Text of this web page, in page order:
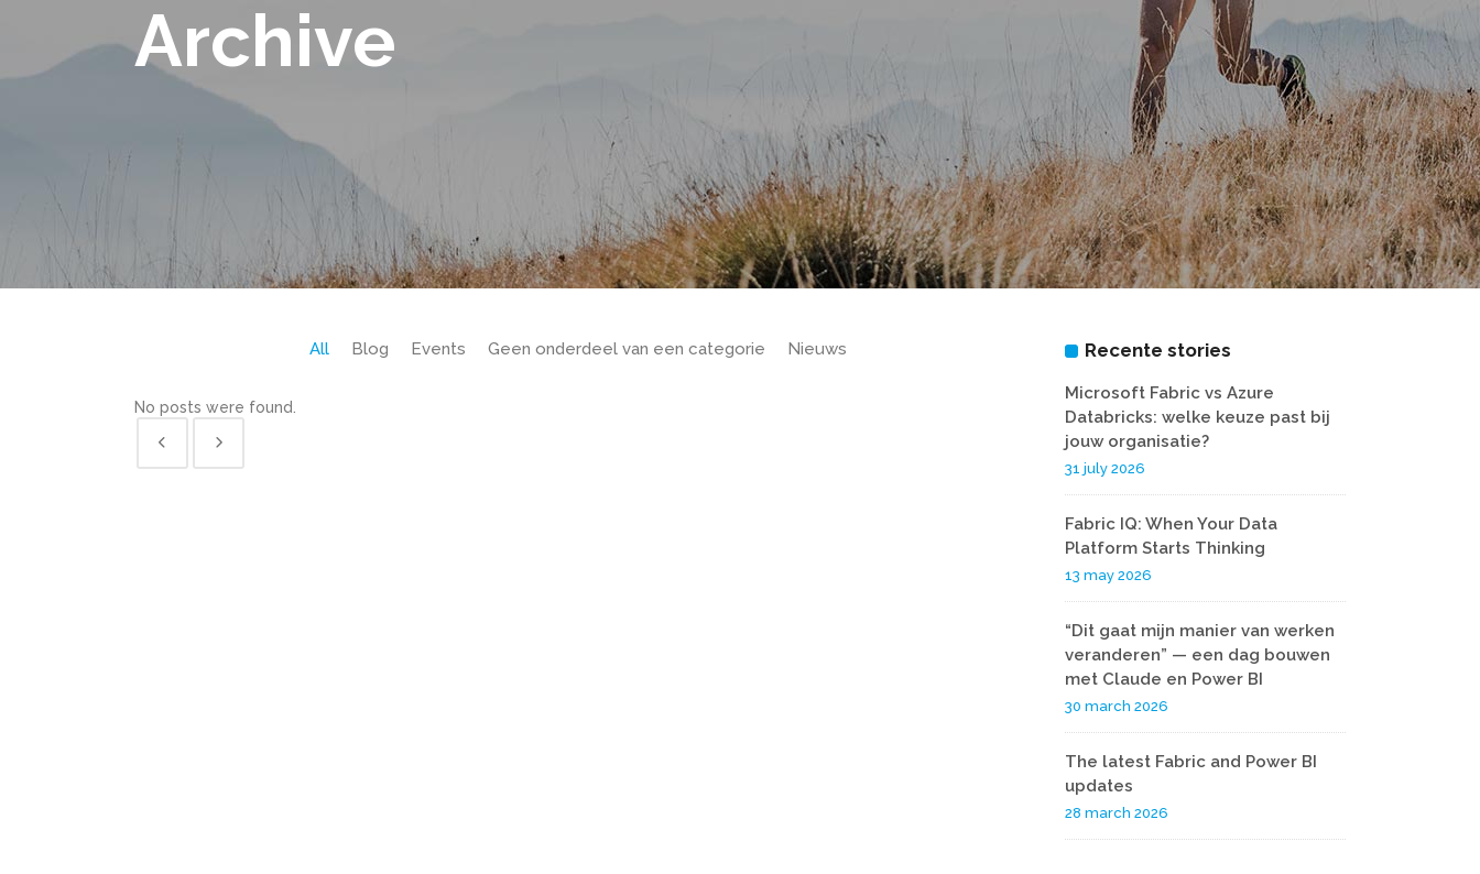
Archive
All Blog Events Geen onderdeel van een categorie Nieuws
No posts were found.
Recente stories
Microsoft Fabric vs Azure
Databricks: welke keuze past bij
jouw organisatie?
31 july 2026
Fabric IQ: When Your Data
Platform Starts Thinking
13 may 2026
“Dit gaat mijn manier van werken
veranderen” — een dag bouwen
met Claude en Power BI
30 march 2026
The latest Fabric and Power BI
updates
28 march 2026